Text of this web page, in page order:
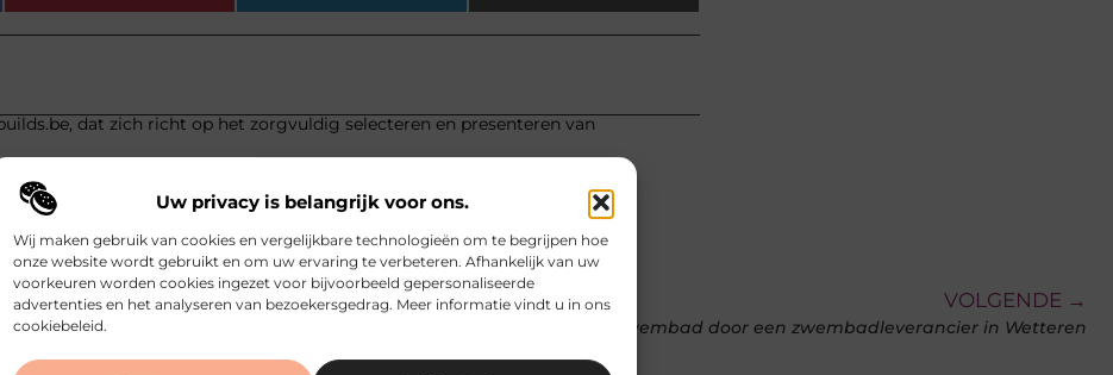
Uw privacy is belangrijk voor ons.
Wij maken gebruik van cookies en vergelijkbare technologieën om te begrijpen hoe
onze website wordt gebruikt en om uw ervaring te verbeteren. Afhankelijk van uw
voorkeuren worden cookies ingezet voor bijvoorbeeld gepersonaliseerde
advertenties en het analyseren van bezoekersgedrag. Meer informatie vindt u in ons
cookiebeleid.
dat zich richt op het zorgvuldig selecteren en presenteren van
VOLGENDE →
Het installatieproces van een zwembad door een zwembadleverancier in Wetteren